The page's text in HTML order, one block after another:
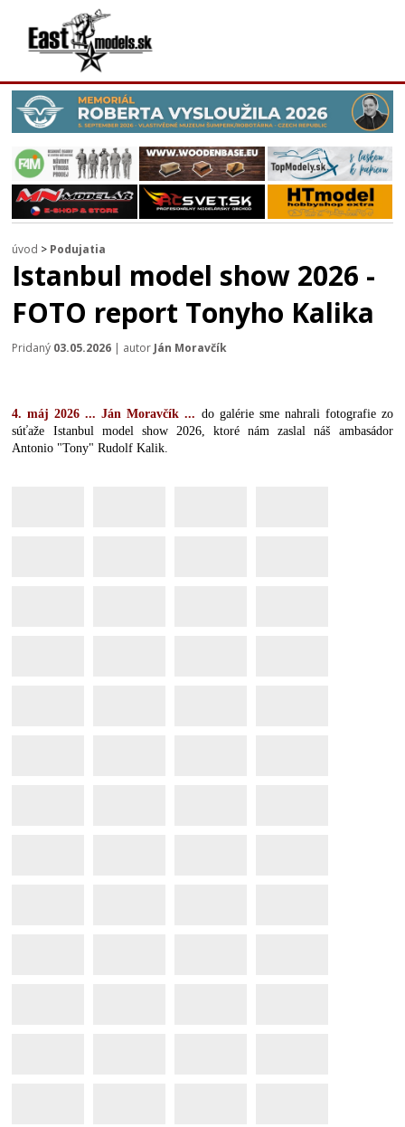
úvod > Podujatia
Istanbul model show 2026 -
FOTO report Tonyho Kalika
Pridaný 03.05.2026 | autorJán Moravčík
4. máj 2026 ... Ján Moravčík ... do galérie sme nahrali fotografie zo
súťaže Istanbul model show 2026, ktoré nám zaslal náš ambasádor
Antonio "Tony" Rudolf Kalik.